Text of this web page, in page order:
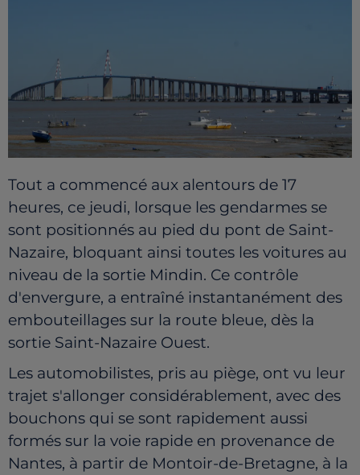
Tout a commencé aux alentours de 17
heures, ce jeudi, lorsque les gendarmes se
sont positionnés au pied du pont de Saint-
Nazaire, bloquant ainsi toutes les voitures au
niveau de la sortie Mindin. Ce contrôle
d'envergure, a entraîné instantanément des
embouteillages sur la route bleue, dès la
sortie Saint-Nazaire Ouest.
Les automobilistes, pris au piège, ont vu leur
trajet s'allonger considérablement, avec des
bouchons qui se sont rapidement aussi
formés sur la voie rapide en provenance de
Nantes, à partir de Montoir-de-Bretagne, à la